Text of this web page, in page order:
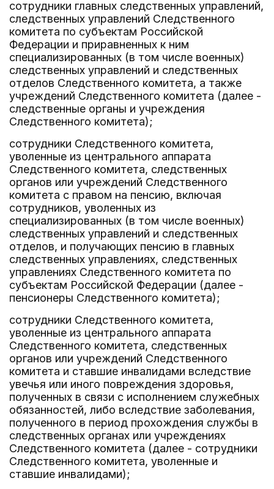
сотрудники главных следственных управлений,
следственных управлений Следственного
комитета по субъектам Российской
Федерации и приравненных к ним
специализированных (в том числе военных)
следственных управлений и следственных
отделов Следственного комитета, а также
учреждений Следственного комитета (далее -
следственные органы и учреждения
Следственного комитета);
сотрудники Следственного комитета,
уволенные из центрального аппарата
Следственного комитета, следственных
органов или учреждений Следственного
комитета с правом на пенсию, включая
сотрудников, уволенных из
специализированных (в том числе военных)
следственных управлений и следственных
отделов, и получающих пенсию в главных
следственных управлениях, следственных
управлениях Следственного комитета по
субъектам Российской Федерации (далее -
пенсионеры Следственного комитета);
сотрудники Следственного комитета,
уволенные из центрального аппарата
Следственного комитета, следственных
органов или учреждений Следственного
комитета и ставшие инвалидами вследствие
увечья или иного повреждения здоровья,
полученных в связи с исполнением служебных
обязанностей, либо вследствие заболевания,
полученного в период прохождения службы в
следственных органах или учреждениях
Следственного комитета (далее - сотрудники
Следственного комитета, уволенные и
ставшие инвалидами);